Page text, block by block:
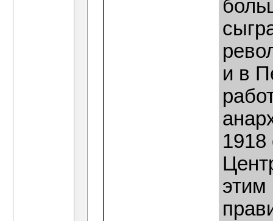
и в
1918
этим